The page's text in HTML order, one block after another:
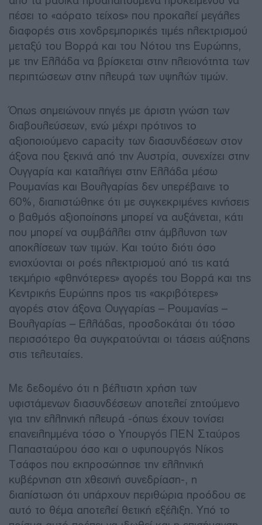
πέσει το «αόρατο τείχος» που προκαλεί μεγάλες
διαφορές στις χονδρεμπορικές τιμές ηλεκτρισμού
μεταξύ του Βορρά και του Νότου της Ευρώπης,
με την Ελλάδα να βρίσκεται στην πλειονότητα των
περιπτώσεων στην πλευρά των υψηλών τιμών.
Όπως σημειώνουν πηγές με άριστη γνώση των
διαβουλεύσεων, ενώ μέχρι πρότινος το
αξιοποιούμενο capacity των διασυνδέσεων στον
άξονα που ξεκινά από την Αυστρία, συνεχίζει στην
Ουγγαρία και καταλήγει στην Ελλάδα μέσω
Ρουμανίας και Βουλγαρίας δεν υπερέβαινε το
60%, διαπιστώθηκε ότι με συγκεκριμένες κινήσεις
o βαθμός αξιοποίησης μπορεί να αυξάνεται, κάτι
που μπορεί να συμβάλλει στην άμβλυνση των
αποκλίσεων των τιμών. Και τούτο διότι όσο
ενισχύονται οι ροές ηλεκτρισμού από τις κατά
τεκμήριο «φθηνότερες» αγορές του Βορρά και της
Κεντρικής Ευρώπης προς τις «ακριβότερες»
αγορές στον άξονα Ουγγαρίας – Ρουμανίας –
Βουλγαρίας – Ελλάδας, προσδοκάται ότι τόσο
περισσότερο θα συγκρατούνται οι τάσεις αύξησης
στις τελευταίες.
Με δεδομένο ότι η βέλτιστη χρήση των
υφιστάμενων διασυνδέσεων αποτελεί ζητούμενο
για την ελληνική πλευρά -όπως έχουν τονίσει
επανειλημμένα τόσο ο Υπουργός ΠΕΝ Σταύρος
Παπασταύρου όσο και ο υφυπουργός Νίκος
Τσάφος που εκπροσώπησε την ελληνική
κυβέρνηση στη χθεσινή συνεδρίαση-, η
διαπίστωση ότι υπάρχουν περιθώρια προόδου σε
αυτό το θέμα αποτελεί θετική εξέλιξη. Υπό το